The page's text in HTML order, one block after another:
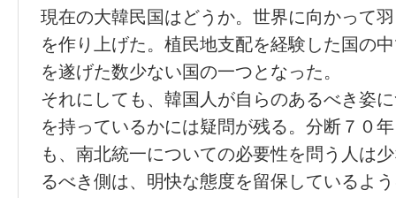
現在の大韓民国はどうか。世界に向かって
を作り上げた。植民地支配を経験した国の
を遂げた数少ない国の一つとなった。
それにしても、韓国人が自らのあるべき姿
を持っているかには疑問が残る。分断７０
も、南北統一についての必要性を問う人は
るべき側は、明快な態度を留保しているよ